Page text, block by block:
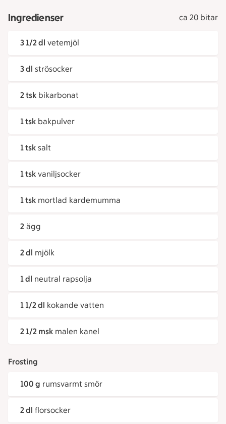
Ingredienser ca 20 bitar
3 1/2 dl vetemjöl
3 dl strösocker
2 tsk bikarbonat
1 tsk bakpulver
1 tsk salt
1 tsk vaniljsocker
1 tsk mortlad kardemumma
2 ägg
2 dl mjölk
1 dl neutral rapsolja
1 1/2 dl kokande vatten
2 1/2 msk malen kanel
Frosting
100 g rumsvarmt smör
2 dl florsocker